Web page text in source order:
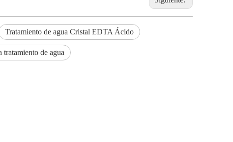
Tratamiento de agua Cristal EDTA Ácido
de agua